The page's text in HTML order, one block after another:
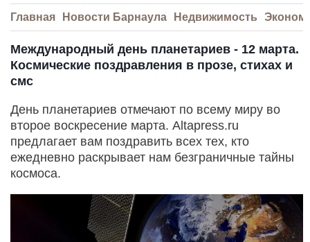
Главная Новости Барнаула Недвижимость
Международный день планетариев - 12 марта.
Космические поздравления в прозе, стихах и
смс
День планетариев отмечают по всему миру во
второе воскресение марта. Altapress.ru
предлагает вам поздравить всех тех, кто
ежедневно раскрывает нам безграничные тайны
космоса.